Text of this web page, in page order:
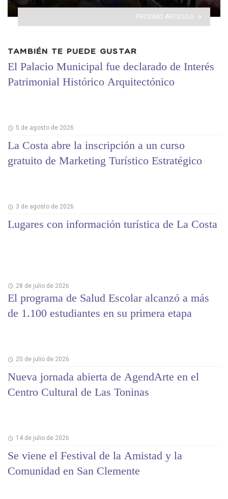
PRÓXIMO ARTÍCULO
TAMBIÉN TE PUEDE GUSTAR
El Palacio Municipal fue declarado de Interés
Patrimonial Histórico Arquitectónico
5 de agosto de 2026
La Costa abre la inscripción a un curso
gratuito de Marketing Turístico Estratégico
3 de agosto de 2026
Lugares con información turística de La Costa
28 de julio de 2026
El programa de Salud Escolar alcanzó a más
de 1.100 estudiantes en su primera etapa
20 de julio de 2026
Nueva jornada abierta de AgendArte en el
Centro Cultural de Las Toninas
14 de julio de 2026
Se viene el Festival de la Amistad y la
Comunidad en San Clemente